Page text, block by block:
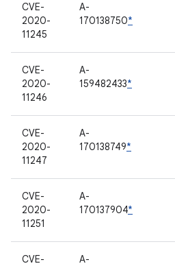
CVE-
2020-
11245
A-
170138750*
CVE-
2020-
11246
A-
159482433*
CVE-
2020-
11247
A-
170138749*
CVE-
2020-
11251
A-
170137904*
CVE-
A-